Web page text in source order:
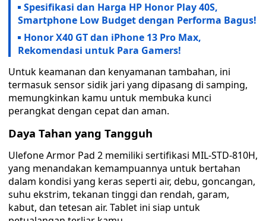
Spesifikasi dan Harga HP Honor Play 40S,
Smartphone Low Budget dengan Performa Bagus!
Honor X40 GT dan iPhone 13 Pro Max,
Rekomendasi untuk Para Gamers!
Untuk keamanan dan kenyamanan tambahan, ini
termasuk sensor sidik jari yang dipasang di samping,
memungkinkan kamu untuk membuka kunci
perangkat dengan cepat dan aman.
Daya Tahan yang Tangguh
Ulefone Armor Pad 2 memiliki sertifikasi MIL-STD-810H,
yang menandakan kemampuannya untuk bertahan
dalam kondisi yang keras seperti air, debu, goncangan,
suhu ekstrim, tekanan tinggi dan rendah, garam,
kabut, dan tetesan air. Tablet ini siap untuk